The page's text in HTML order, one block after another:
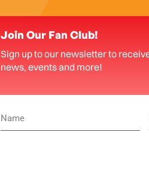
Join Our Fan Club!
Sign up to our newsletter to
news, events and more!